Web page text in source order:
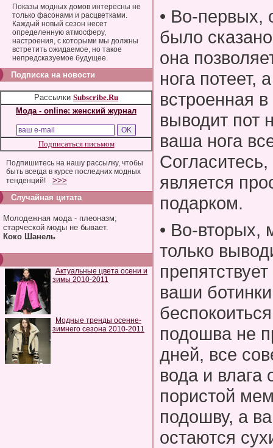
Показы модных домов интересны не
только фасонами и расцветками.
Каждый новый сезон несет
определенную атмосферу,
настроения, с которыми мы должны
встретить ожидаемое, но такое
непредсказуемое будущее.
Подписка на новости
Рассылки Subscribe.Ru
Мода - online: женский журнал
Подписаться письмом
Подпишитесь на нашу рассылку, чтобы
быть всегда в курсе последних модных
тенденций!
>>>
Случайная цитата
Молодежная мода - плеоназм;
старческой моды не бывает.
Коко Шанель
Актуальные цвета осени и
зимы 2010-2011
Модные тренды осенне-
зимнего сезона 2010-2011
• Во-первых,
было
она
нога потеет,
встроенная
выводит пот
ваша нога
является
подарком.
• Во-вторых,
только
ваши
подошва не
дней, все
вода и влага
пористой
подошву, а
остаются